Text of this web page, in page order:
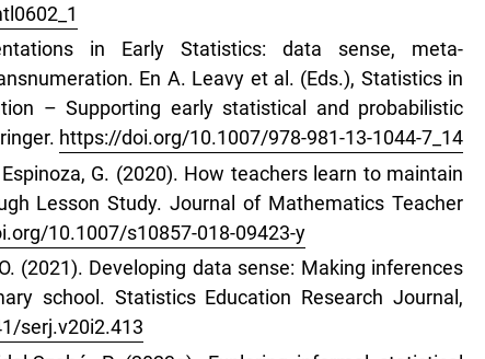
in Early Statistics: data sense, meta-
En A. Leavy et al. (Eds.), Statistics in
– Supporting early statistical and probabilistic
https://doi.org/10.1007/978-981-13-1044-7_14
G. (2020). How teachers learn to maintain
Lesson Study. Journal of Mathematics Teacher
10.1007/s10857-018-09423-y
(2021). Developing data sense: Making inferences
school. Statistics Education Research Journal,
serj.v20i2.413